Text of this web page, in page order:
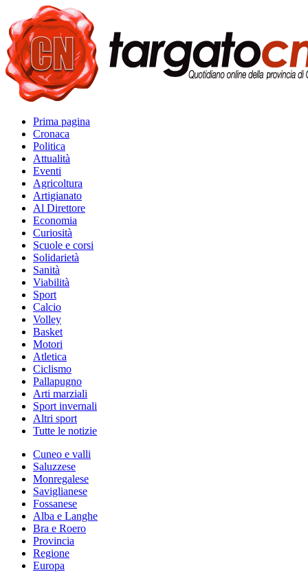
Prima pagina
Cronaca
Politica
Attualità
Eventi
Agricoltura
Artigianato
Al Direttore
Economia
Curiosità
Scuole e corsi
Solidarietà
Sanità
Viabilità
Sport
Calcio
Volley
Basket
Motori
Atletica
Ciclismo
Pallapugno
Arti marziali
Sport invernali
Altri sport
Tutte le notizie
Cuneo e valli
Saluzzese
Monregalese
Saviglianese
Fossanese
Alba e Langhe
Bra e Roero
Provincia
Regione
Europa